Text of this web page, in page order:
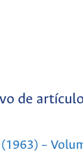
de
–